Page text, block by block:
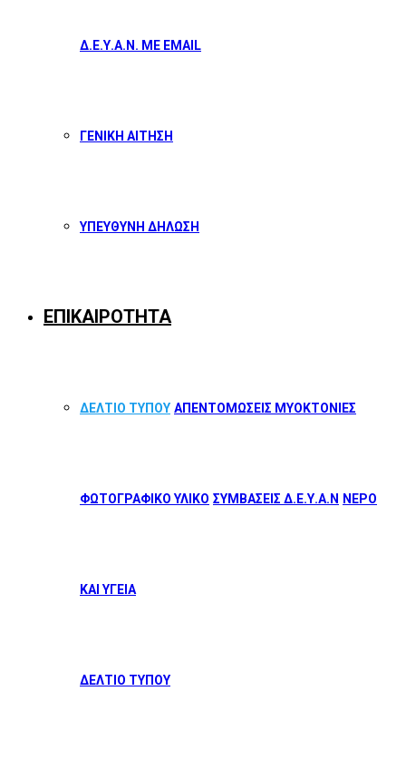
Δ.Ε.Υ.Α.Ν. ΜΕ EMAIL
ΓΕΝΙΚΗ ΑΙΤΗΣΗ
ΥΠΕΥΘΥΝΗ ΔΗΛΩΣΗ
ΕΠΙΚΑΙΡΟΤΗΤΑ
ΔΕΛΤΙΟ ΤΥΠΟΥ ΑΠΕΝΤΟΜΩΣΕΙΣ ΜΥΟΚΤΟΝΙΕΣ
ΦΩΤΟΓΡΑΦΙΚΟ ΥΛΙΚΟ ΣΥΜΒΑΣΕΙΣ Δ.Ε.Υ.Α.Ν ΝΕΡΟ
ΚΑΙ ΥΓΕΙΑ
ΔΕΛΤΙΟ ΤΥΠΟΥ